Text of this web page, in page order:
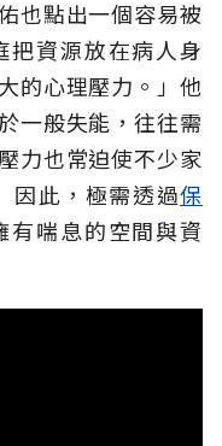
也點出一個容易被
把資源放在病人身
的心理壓力。」他
一般失能，往往需
力也常迫使不少家
因此，極需透過保
有喘息的空間與資